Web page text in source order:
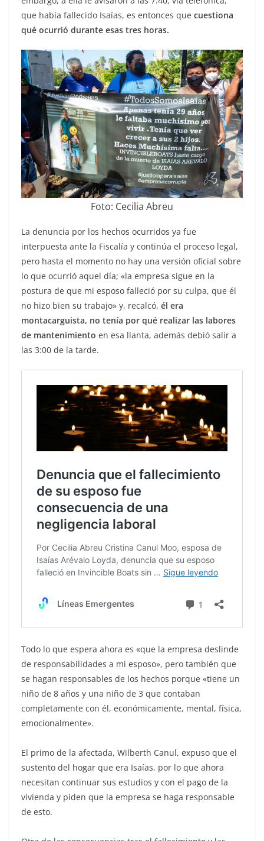
que había fallecido Isaías, es entonces que cuestiona
qué ocurrió durante esas tres horas.
Foto: Cecilia Abreu
La denuncia por los hechos ocurridos ya fue
interpuesta ante la Fiscalía y continúa el proceso legal,
pero hasta el momento no hay una versión oficial sobre
lo que ocurrió aquel día; «la empresa sigue en la
postura de que mi esposo falleció por su culpa, que él
no hizo bien su trabajo» y, recalcó, él era
montacarguista, no tenía por qué realizar las labores
de mantenimiento en esa llanta, además debió salir a
las 3:00 de la tarde.
Todo lo que espera ahora es «que la empresa deslinde
de responsabilidades a mi esposo», pero también que
se hagan responsables de los hechos porque «tiene un
niño de 8 años y una niño de 3 que contaban
completamente con él, económicamente, mental, física,
emocionalmente».
El primo de la afectada, Wilberth Canul, expuso que el
sustento del hogar que era Isaías, por lo que ahora
necesitan continuar sus estudios y con el pago de la
vivienda y piden que la empresa se haga responsable
de esto.